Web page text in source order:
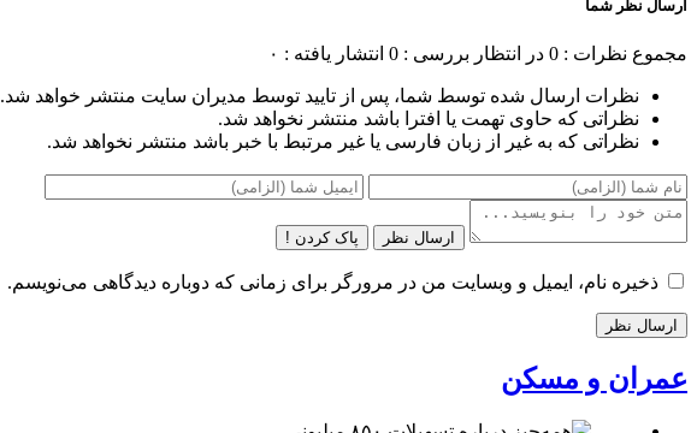
ارسال نظر شما
مجموع نظرات : 0 در انتظار بررسی : 0 انتشار یافته : ۰
نظرات ارسال شده توسط شما، پس از تایید توسط مدیران سایت منتشر خواهد شد.
نظراتی که حاوی تهمت یا افترا باشد منتشر نخواهد شد.
نظراتی که به غیر از زبان فارسی یا غیر مرتبط با خبر باشد منتشر نخواهد شد.
ارسال نظر پاک کردن !
ذخیره نام، ایمیل و وبسایت من در مرورگر برای زمانی که دوباره دیدگاهی می‌نویسم.
عمران و مسکن